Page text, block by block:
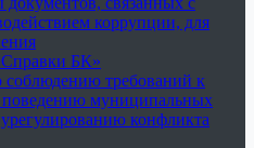
коррупции, для
БК»
соблюдению требований к
муниципальных
конфликта